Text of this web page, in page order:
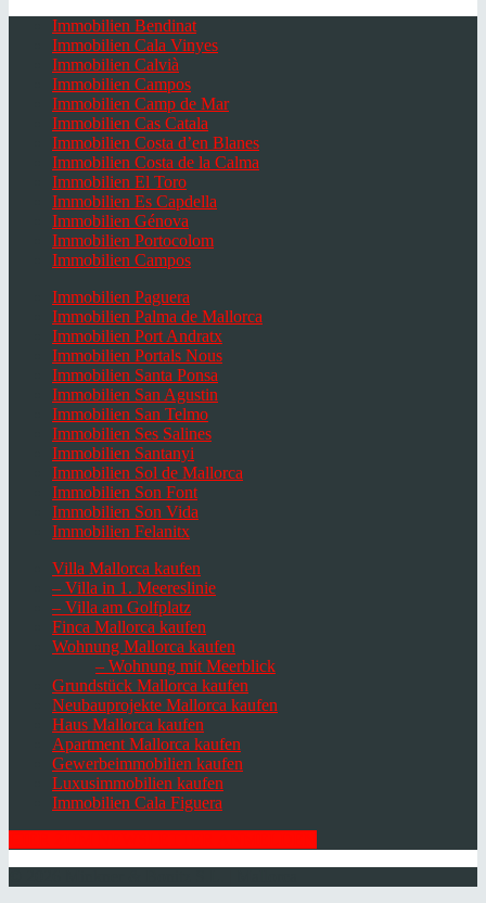
Immobilien Bendinat
Immobilien Cala Vinyes
Immobilien Calvià
Immobilien Campos
Immobilien Camp de Mar
Immobilien Cas Catala
Immobilien Costa d’en Blanes
Immobilien Costa de la Calma
Immobilien El Toro
Immobilien Es Capdella
Immobilien Génova
Immobilien Portocolom
Immobilien Campos
Immobilien Paguera
Immobilien Palma de Mallorca
Immobilien Port Andratx
Immobilien Portals Nous
Immobilien Santa Ponsa
Immobilien San Agustin
Immobilien San Telmo
Immobilien Ses Salines
Immobilien Santanyi
Immobilien Sol de Mallorca
Immobilien Son Font
Immobilien Son Vida
Immobilien Felanitx
Villa Mallorca kaufen
– Villa in 1. Meereslinie
– Villa am Golfplatz
Finca Mallorca kaufen
Wohnung Mallorca kaufen
– Wohnung mit Meerblick
Grundstück Mallorca kaufen
Neubauprojekte Mallorca kaufen
Haus Mallorca kaufen
Apartment Mallorca kaufen
Gewerbeimmobilien kaufen
Luxusimmobilien kaufen
Immobilien Cala Figuera